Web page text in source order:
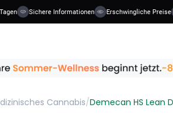
Sichere Informationen Erschwingliche Preise
Cannabis/Demecan HS Lean